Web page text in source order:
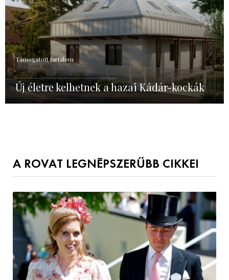
Támogatott tartalom
Új életre kelhetnek a hazai Kádár-kockák
A ROVAT LEGNÉPSZERŰBB CIKKEI